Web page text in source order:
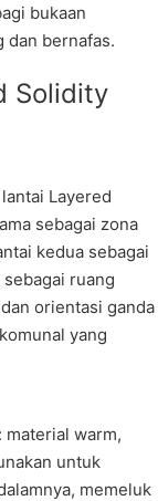
bukaan
dan bernafas.
Solidity
Layered
sebagai zona
kedua sebagai
ruang
orientasi ganda
yang
warm,
untuk
memeluk